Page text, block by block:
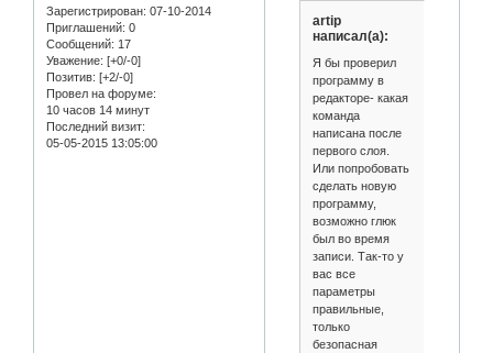
Зарегистрирован: 07-10-2014
Приглашений: 0
Сообщений: 17
Уважение: [+0/-0]
Позитив: [+2/-0]
Провел на форуме:
10 часов 14 минут
Последний визит:
05-05-2015 13:05:00
artip
написал(а):
Я бы проверил
программу в
редакторе- какая
команда
написана после
первого слоя.
Или попробовать
сделать новую
программу,
возможно глюк
был во время
записи. Так-то у
вас все
параметры
правильные,
только
безопасная